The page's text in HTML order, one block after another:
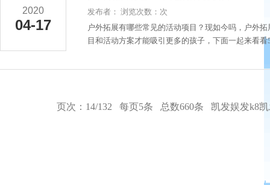
2020
04-17
发布者： 浏览次数：次
户外拓展有哪些常见的活动项目？现如今吗，户外
目和活动方案才能吸引更多的孩子，下面一起来看
页次：14/132 每页5条 总数660条 凯发娱发k8